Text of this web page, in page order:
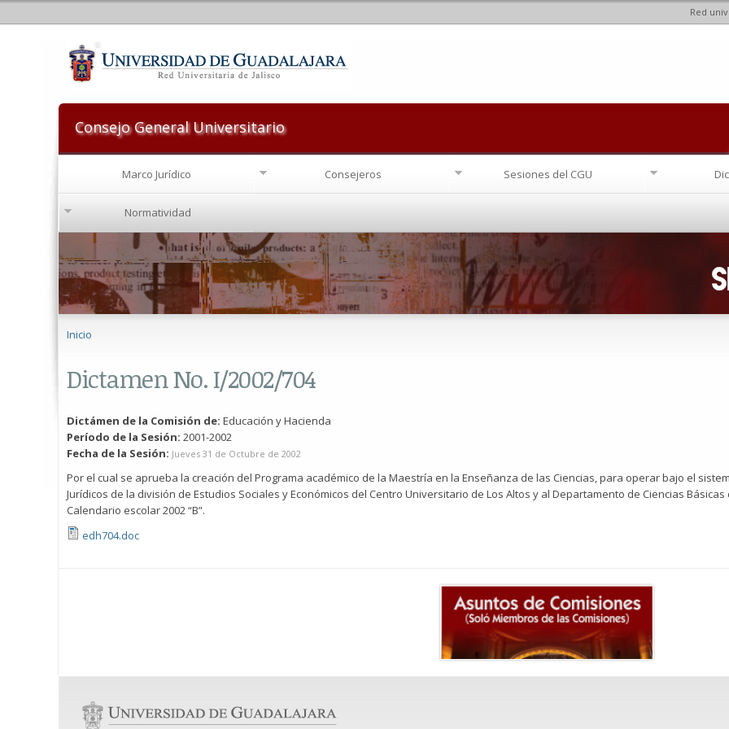
Red
Consejo General Universitario
Marco Jurídico Consejeros Sesiones del CGU
Normatividad
Inicio
Dictamen No. I/2002/704
Dictámen de la Comisión de: Educación y Hacienda
Período de la Sesión: 2001-2002
Fecha de la Sesión: Jueves 31 de Octubre de 2002
Por el cual se aprueba la creación del Programa académico de la Maestría en la Enseñanza de las Ciencias, para operar bajo el
Jurídicos de la división de Estudios Sociales y Económicos del Centro Universitario de Los Altos y al Departamento de Ciencias
Calendario escolar 2002 “B”.
edh704.doc